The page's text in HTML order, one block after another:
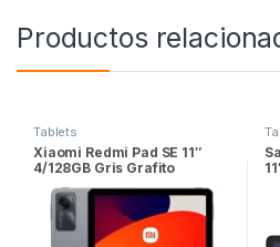
Productos
Tablets
Xiaomi Redmi Pad SE 11″
4/128GB Gris Grafito